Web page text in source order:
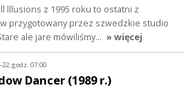
Illusions z 1995 roku to ostatni z
przygotowany przez szwedzkie studio
ale jare mówiliśmy… » więcej
22, godz. 07:00
Dancer (1989 r.)